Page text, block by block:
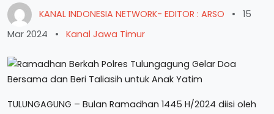
KANAL INDONESIA NETWORK- EDITOR : ARSO •
15
Mar 2024
• Kanal Jawa Timur
TULUNGAGUNG – Bulan Ramadhan 1445 H/2024 diisi oleh